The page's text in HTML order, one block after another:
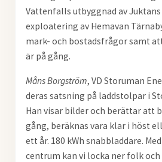
Vattenfalls utbyggnad av
exploatering av Hemavan
mark- och bostadsfrågor samt
är på gång.
Måns Borgström, VD Storuman
deras satsning på laddstolpar i
Han visar bilder och berättar att
gång, beräknas vara klar i höst
ett år. 180 kWh snabbladdare.
centrum kan vi locka ner folk